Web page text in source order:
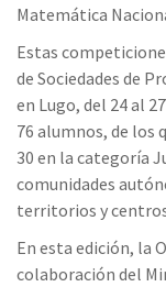
Matemática
Estas
de Sociedades de
en Lugo, del 24 al
76 alumnos, de los
30 en la categoría
comunidades
territorios y
En esta edición, la
colaboración del